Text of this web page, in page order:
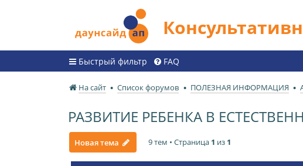
Быстрый фильтр FAQ
На сайт Список форумов ПОЛЕЗНАЯ ИНФОРМАЦИЯ
РАЗВИТИЕ РЕБЕНКА В
Новая тема 9 тем • Страница 1 из 1